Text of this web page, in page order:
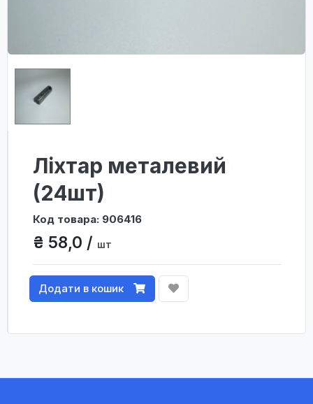
Ліхтар металевий
(24шт)
Код товара: 906416
₴ 58,0 / шт
Додати в кошик